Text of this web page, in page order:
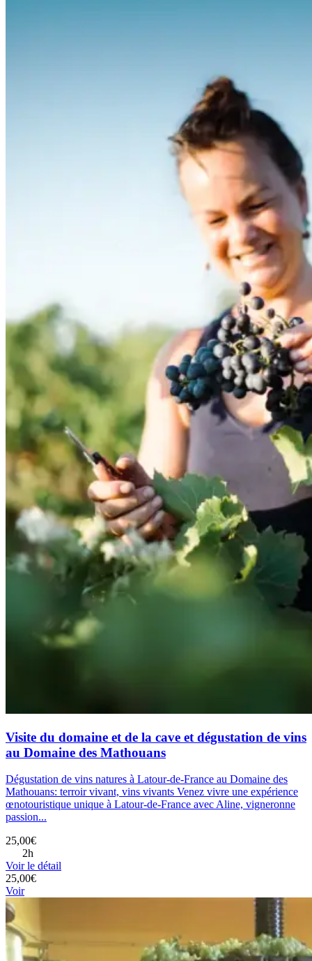
Visite du domaine et de la cave et dégustation de vins
au Domaine des Mathouans
Dégustation de vins natures à Latour-de-France au Domaine des
Mathouans: terroir vivant, vins vivants Venez vivre une expérience
œnotouristique unique à Latour-de-France avec Aline, vigneronne
passion...
25,00€
2h
Voir le détail
25,00€
Voir